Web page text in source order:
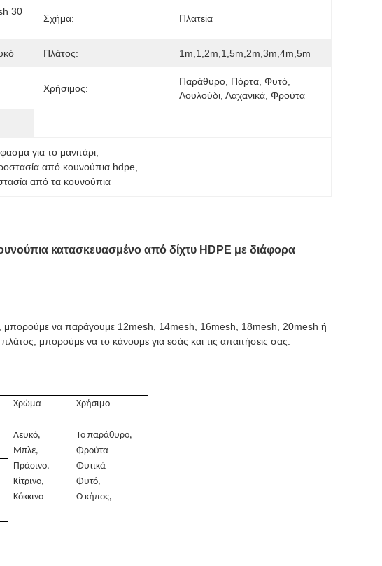
30
Σχήμα: Πλατεία
Πλάτος: 1m,1,2m,1,5m,2m,3m,4m,5m
Χρήσιμος:
Παράθυρο, Πόρτα, Φυτό,
Λουλούδι, Λαχανικά, Φρούτα
για το μανιτάρι
από κουνούπια hdpe
από τα κουνούπια
κατασκευασμένο από δίχτυ HDPE με διάφορα
μπορούμε να παράγουμε 12mesh, 14mesh, 16mesh, 18mesh, 20mesh ή
μπορούμε να το κάνουμε για εσάς και τις απαιτήσεις σας.
Χρώμα Χρήσιμο
Λευκό,
Μπλε,
Πράσινο,
Κίτρινο,
Κόκκινο
Το παράθυρο,
Φρούτα
Φυτικά
Φυτό,
Ο κήπος,